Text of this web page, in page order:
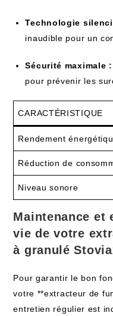
Technologie
inaudible pour un
Sécurité maximale :
pour prévenir les
CARACTÉRISTIQUE
Rendement
Réduction de
Niveau sonore
Maintenance et
vie de votre
à granulé
Pour garantir le bon
votre **extracteur de
entretien régulier est